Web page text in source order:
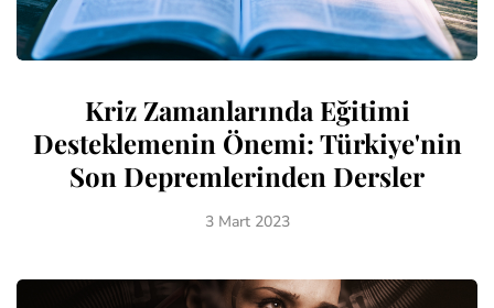
Kriz Zamanlarında Eğitimi
Desteklemenin Önemi: Türkiye'nin
Son Depremlerinden Dersler
3 Mart 2023